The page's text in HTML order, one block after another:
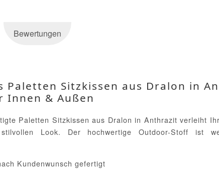
Bewertungen
Paletten Sitzkissen aus Dralon in
Innen & Außen
Paletten Sitzkissen aus Dralon in Anthrazit verleiht
Look. Der hochwertige Outdoor-Stoff ist
Kundenwunsch gefertigt